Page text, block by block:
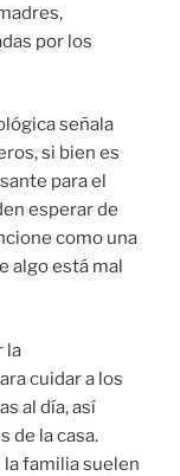
por los
señala
si bien es
para el
esperar de
como una
algo está mal
la
cuidar a los
al día, así
de la casa.
la familia suelen